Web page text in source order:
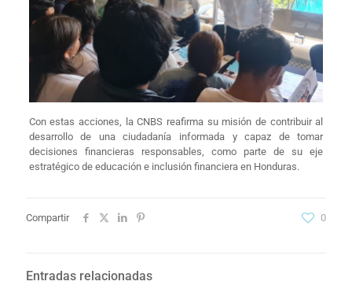
Con estas acciones, la CNBS reafirma su misión de contribuir al
desarrollo de una ciudadanía informada y capaz de tomar
decisiones financieras responsables, como parte de su eje
estratégico de educación e inclusión financiera en Honduras.
Compartir 0
Entradas relacionadas